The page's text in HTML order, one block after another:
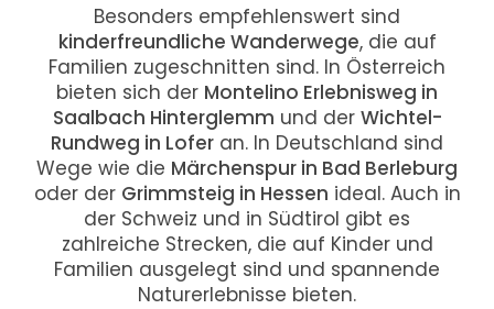
Besonders empfehlenswert sind
kinderfreundliche Wanderwege, die auf
Familien zugeschnitten sind. In Österreich
bieten sich der Montelino Erlebnisweg in
Saalbach Hinterglemm und der Wichtel-
Rundweg in Lofer an. In Deutschland sind
Wege wie die Märchenspur in Bad Berleburg
oder der Grimmsteig in Hessen ideal. Auch in
der Schweiz und in Südtirol gibt es
zahlreiche Strecken, die auf Kinder und
Familien ausgelegt sind und spannende
Naturerlebnisse bieten.